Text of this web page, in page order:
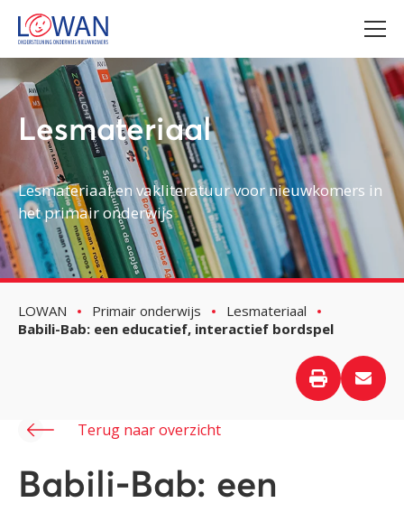
Lesmateriaal
Lesmateriaal en vakliteratuur voor nieuwkomers in
het primair onderwijs
LOWAN Primair onderwijs
Lesmateriaal
Babili-Bab: een educatief, interactief bordspel
Terug naar overzicht
Babili-Bab: een